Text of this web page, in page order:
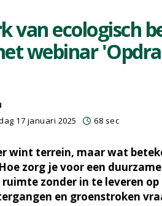
van ecologisch
webinar
17 januari 2025 68 sec
wint terrein, maar wat
zorg je voor een
ruimte zonder in te leveren
en groenstroken